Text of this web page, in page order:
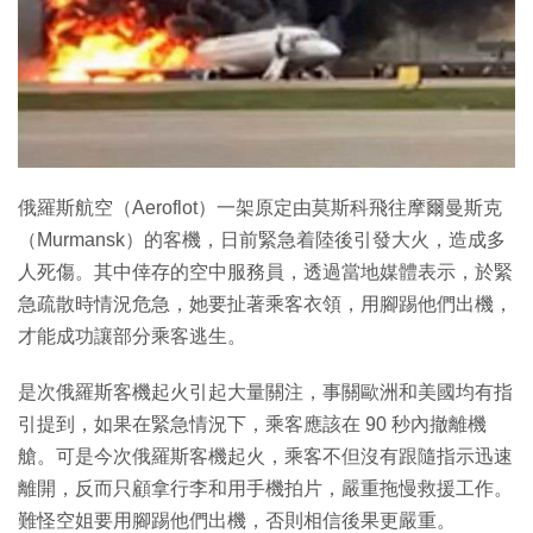
特集
俄羅斯航空（Aeroflot）一架原定由莫斯科飛往摩爾曼斯克
（Murmansk）的客機，日前緊急着陸後引發大火，造成多
人死傷。其中倖存的空中服務員，透過當地媒體表示，於緊
急疏散時情況危急，她要扯著乘客衣領，用腳踢他們出機，
才能成功讓部分乘客逃生。
是次俄羅斯客機起火引起大量關注，事關歐洲和美國均有指
引提到，如果在緊急情況下，乘客應該在 90 秒內撤離機
艙。可是今次俄羅斯客機起火，乘客不但沒有跟隨指示迅速
離開，反而只顧拿行李和用手機拍片，嚴重拖慢救援工作。
難怪空姐要用腳踢他們出機，否則相信後果更嚴重。